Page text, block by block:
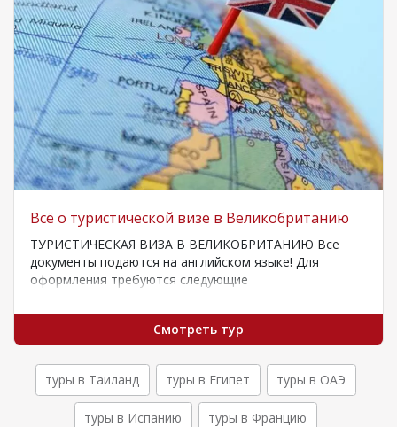
Всё о туристической визе в Великобританию
ТУРИСТИЧЕСКАЯ ВИЗА В ВЕЛИКОБРИТАНИЮ Все
документы подаются на английском языке! Для
оформления требуются следующие
предыдущих виз;Анкета;Бронирование гостиницы…
Смотреть тур
туры в Таиланд туры в Египет туры в ОАЭ
туры в Испанию туры в Францию